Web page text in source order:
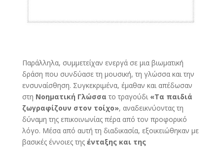
Παράλληλα, συμμετείχαν ενεργά σε μια βιωματική
δράση που συνδύασε τη μουσική, τη γλώσσα και την
ενσυναίσθηση. Συγκεκριμένα, έμαθαν και απέδωσαν
στη Νοηματική Γλώσσα το τραγούδι «Τα παιδιά
ζωγραφίζουν στον τοίχο», αναδεικνύοντας τη
δύναμη της επικοινωνίας πέρα από τον προφορικό
λόγο. Μέσα από αυτή τη διαδικασία, εξοικειώθηκαν με
βασικές έννοιες της ένταξης και της